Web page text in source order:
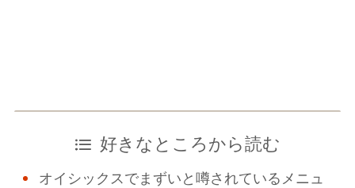
好きなところから読む
オイシックスでまずいと噂されているメニュ